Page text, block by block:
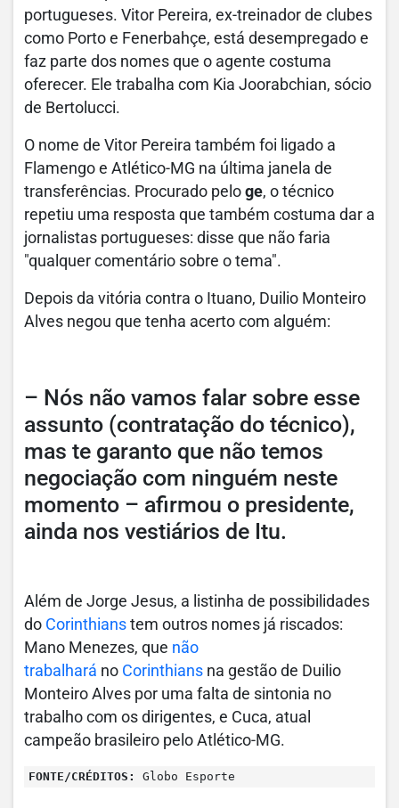
portugueses. Vitor Pereira, ex-treinador de clubes
como Porto e Fenerbahçe, está desempregado e
faz parte dos nomes que o agente costuma
oferecer. Ele trabalha com Kia Joorabchian, sócio
de Bertolucci.
O nome de Vitor Pereira também foi ligado a
Flamengo e Atlético-MG na última janela de
transferências. Procurado pelo ge, o técnico
repetiu uma resposta que também costuma dar a
jornalistas portugueses: disse que não faria
"qualquer comentário sobre o tema".
Depois da vitória contra o Ituano, Duilio Monteiro
Alves negou que tenha acerto com alguém:
– Nós não vamos falar sobre esse
assunto (contratação do técnico),
mas te garanto que não temos
negociação com ninguém neste
momento – afirmou o presidente,
ainda nos vestiários de Itu.
Além de Jorge Jesus, a listinha de possibilidades
do Corinthians tem outros nomes já riscados:
Mano Menezes, que não
trabalhará no Corinthians na gestão de Duilio
Monteiro Alves por uma falta de sintonia no
trabalho com os dirigentes, e Cuca, atual
campeão brasileiro pelo Atlético-MG.
FONTE/CRÉDITOS: Globo Esporte